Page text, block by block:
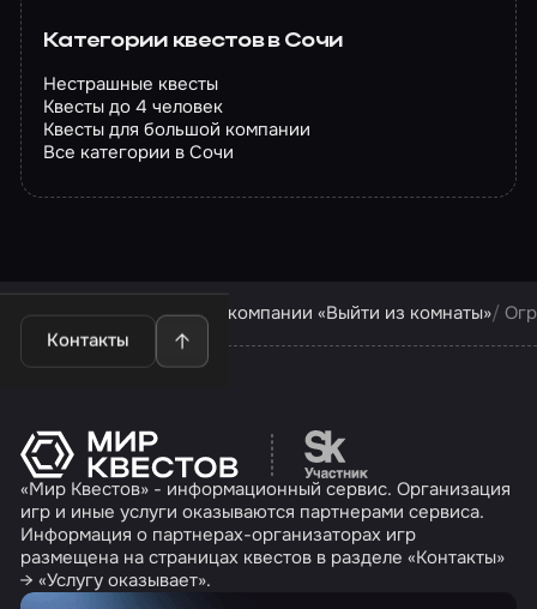
Категории квестов в Сочи
Нестрашные квесты
Квесты до 4 человек
Квесты для большой компании
Все категории в Сочи
Контакты
Квесты компании «Выйти из комнаты»
Перейти на сайт
«Мир Квестов» - информационный сервис. Организация
игр и иные услуги оказываются партнерами сервиса.
Информация о партнерах-организаторах игр
размещена на страницах квестов в разделе «Контакты»
→ «Услугу оказывает».